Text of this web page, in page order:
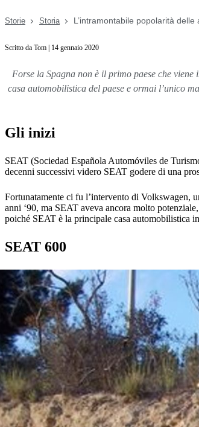
Storie Storia L’intramontabile popolarità delle
Scritto da Tom | 14 gennaio 2020
Forse la Spagna non è il primo paese che
casa automobilistica del paese e ormai l’unico
Gli inizi
SEAT (Sociedad Española Automóviles de
decenni successivi videro SEAT godere di una
Fortunatamente ci fu l’intervento di Volkswagen,
anni ‘90, ma SEAT aveva ancora molto
poiché SEAT è la principale casa automobilistica
SEAT 600